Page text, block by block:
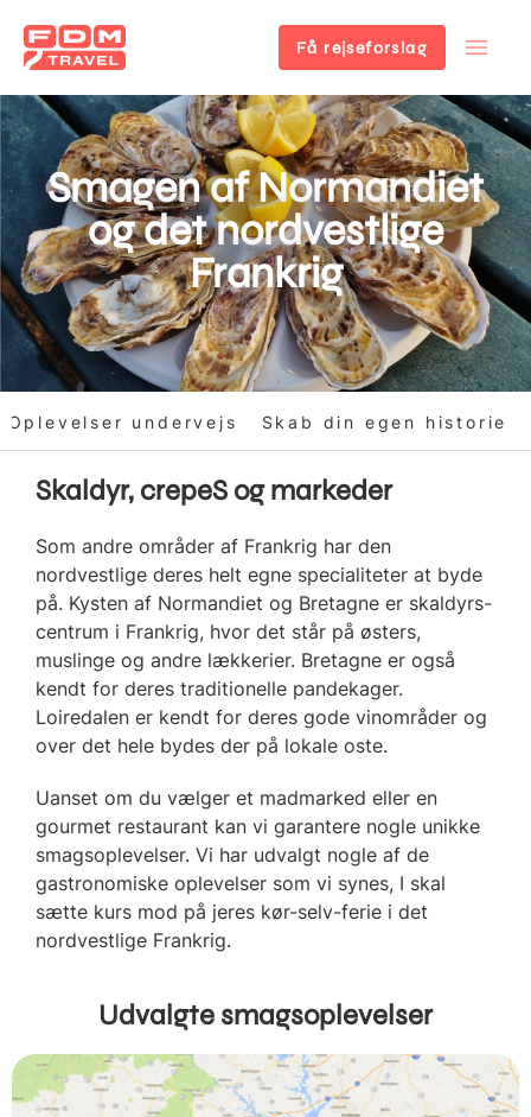
Gå
til
hovedindhold
Få rejseforslag
Smagen af Normandiet
og det nordvestlige
Frankrig
Oplevelser undervejs Skab din egen historie
Skaldyr, crepeS og markeder
Som andre områder af Frankrig har den
nordvestlige deres helt egne specialiteter at byde
på. Kysten af Normandiet og Bretagne er skaldyrs-
centrum i Frankrig, hvor det står på østers,
muslinge og andre lækkerier. Bretagne er også
kendt for deres traditionelle pandekager.
Loiredalen er kendt for deres gode vinområder og
over det hele bydes der på lokale oste.
Uanset om du vælger et madmarked eller en
gourmet restaurant kan vi garantere nogle unikke
smagsoplevelser. Vi har udvalgt nogle af de
gastronomiske oplevelser som vi synes, I skal
sætte kurs mod på jeres kør-selv-ferie i det
nordvestlige Frankrig.
Udvalgte smagsoplevelser